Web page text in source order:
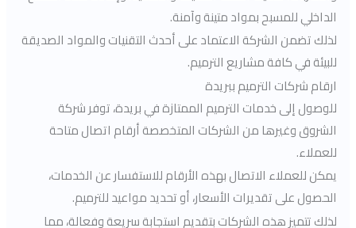
الداخلي للمسبح بمواد متينة وآمنة.
لذلك تضمن الشركة الاعتماد على أحدث التقنيات والمواد الصديقة
للبيئة في كافة مشاريع الترميم.
ارقام شركات الترميم ببريدة
للوصول إلى خدمات الترميم الممتازة في بريدة، توفر شركة
الشروق وغيرها من الشركات المتخصصة أرقام اتصال متاحة
للعملاء.
يمكن للعملاء الاتصال بهذه الأرقام للاستفسار عن الخدمات،
الحصول على تقديرات الأسعار، أو تحديد مواعيد للترميم.
لذلك تتميز هذه الشركات بتقديم استجابة سريعة وفعالة، مما